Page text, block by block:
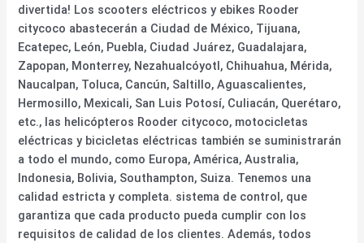
divertida! Los scooters eléctricos y ebikes Rooder
citycoco abastecerán a Ciudad de México, Tijuana,
Ecatepec, León, Puebla, Ciudad Juárez, Guadalajara,
Zapopan, Monterrey, Nezahualcóyotl, Chihuahua, Mérida,
Naucalpan, Toluca, Cancún, Saltillo, Aguascalientes,
Hermosillo, Mexicali, San Luis Potosí, Culiacán, Querétaro,
etc., las helicópteros Rooder citycoco, motocicletas
eléctricas y bicicletas eléctricas también se suministrarán
a todo el mundo, como Europa, América, Australia,
Indonesia, Bolivia, Southampton, Suiza. Tenemos una
calidad estricta y completa. sistema de control, que
garantiza que cada producto pueda cumplir con los
requisitos de calidad de los clientes. Además, todos